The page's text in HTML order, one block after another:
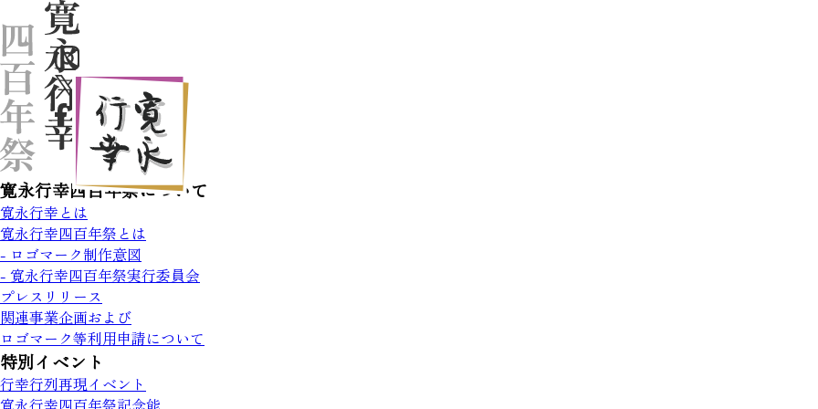
寛永行幸四百年祭について
寛永行幸とは
寛永行幸四百年祭とは
- ロゴマーク制作意図
- 寛永行幸四百年祭実行委員会
プレスリリース
関連事業企画および
ロゴマーク等利用申請について
特別イベント
行幸行列再現イベント